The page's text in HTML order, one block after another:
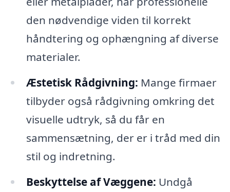
den nødvendige viden til korrekt
håndtering og ophængning af diverse
materialer.
Æstetisk Rådgivning: Mange firmaer
tilbyder også rådgivning omkring det
visuelle udtryk, så du får en
sammensætning, der er i tråd med din
stil og indretning.
Beskyttelse af Væggene: Undgå